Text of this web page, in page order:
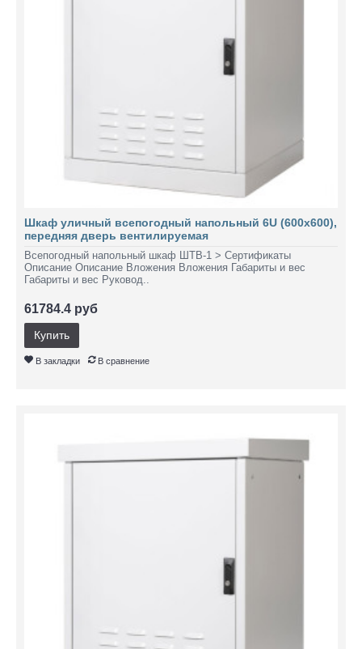
Шкаф уличный всепогодный напольный 6U (600х600),
передняя дверь вентилируемая
Всепогодный напольный шкаф ШТВ-1 > Сертификаты
Описание Описание Вложения Вложения Габариты и вес
Габариты и вес Руковод..
61784.4 руб
Купить
В закладки В сравнение